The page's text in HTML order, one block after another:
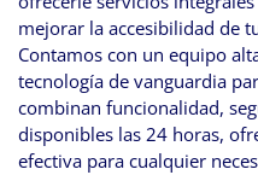
mejorar la accesibilidad de
Contamos con un equipo
tecnología de vanguardia
combinan funcionalidad,
disponibles las 24 horas,
efectiva para cualquier